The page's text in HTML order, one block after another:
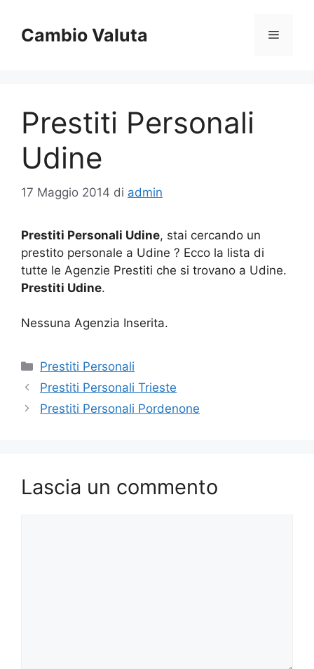
contenuto
Cambio Valuta Menu
Prestiti Personali
Udine
17 Maggio 2014 di admin
Prestiti Personali Udine, stai cercando un
prestito personale a Udine ? Ecco la lista di
tutte le Agenzie Prestiti che si trovano a Udine.
Prestiti Udine.
Nessuna Agenzia Inserita.
Categorie
Prestiti Personali
Prestiti Personali Trieste
Prestiti Personali Pordenone
Lascia un commento